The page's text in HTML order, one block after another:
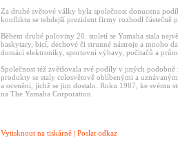
Za druhé světové války byla společnost donucena
konfliktu se tehdejší prezident firmy rozhodl
Během druhé poloviny 20. století se Yamaha stala
baskytary, bicí, dechové či strunné nástroje a mnoho
domácí elektroniky, sportovní výbavy, počítačů a
Společnost též zvětšovala své podíly v jiných
produkty se staly celosvětově oblíbenými a
a ocenění, jichž se jim dostalo. Roku 1987, ke svému
na The Yamaha Corporation.
Vytisknout na tiskárně | Poslat odkaz